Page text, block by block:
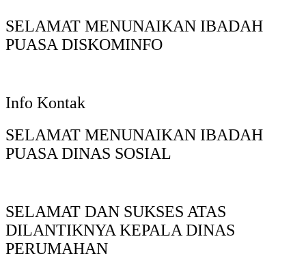
SELAMAT MENUNAIKAN IBADAH
PUASA DISKOMINFO
Info Kontak
SELAMAT MENUNAIKAN IBADAH
PUASA DINAS SOSIAL
SELAMAT DAN SUKSES ATAS
DILANTIKNYA KEPALA DINAS
PERUMAHAN